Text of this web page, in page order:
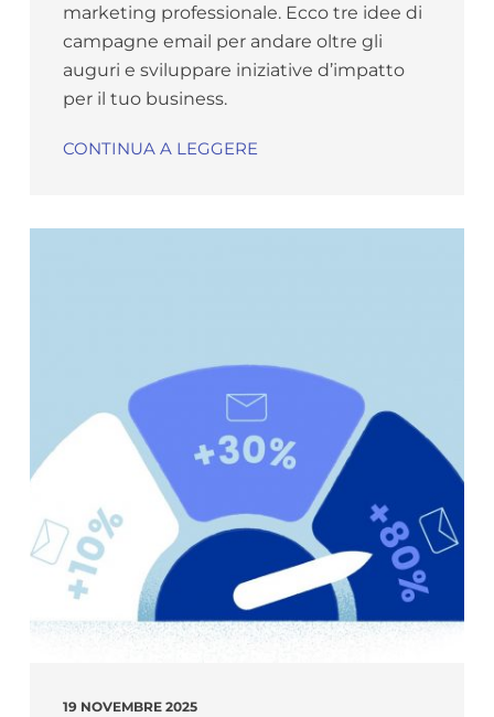
marketing professionale. Ecco tre idee di
campagne email per andare oltre gli
auguri e sviluppare iniziative d’impatto
per il tuo business.
CONTINUA A LEGGERE
19 NOVEMBRE 2025